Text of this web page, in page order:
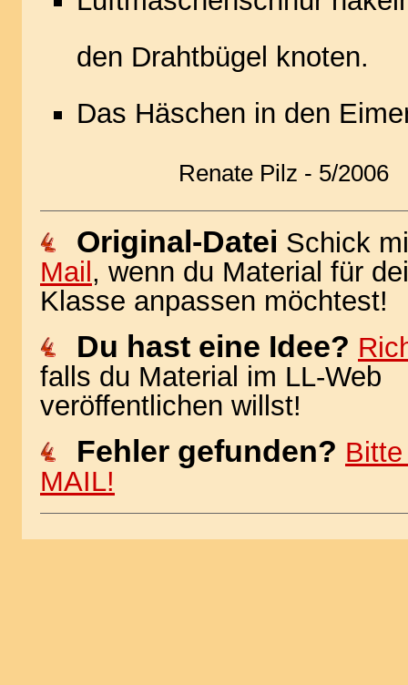
den Drahtbügel knoten.
Das Häschen in den
Renate Pilz - 5/2006
Original-Datei Schick
Mail , wenn du Material für
Klasse anpassen möchtest!
Du hast eine Idee?
falls du Material im LL-Web
veröffentlichen willst!
Fehler gefunden?
MAIL!